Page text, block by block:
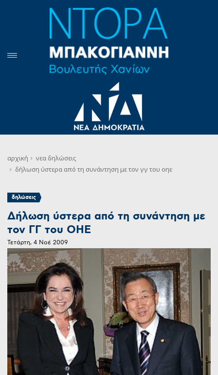
αρχική νεα δηλώσεις
δήλωση ύστερα από τη συνάντηση με τον γγ του οηε
δηλώσεις
Δήλωση ύστερα από τη συνάντηση με
τον ΓΓ του ΟΗΕ
Τετάρτη, 4 Νοέ 2009